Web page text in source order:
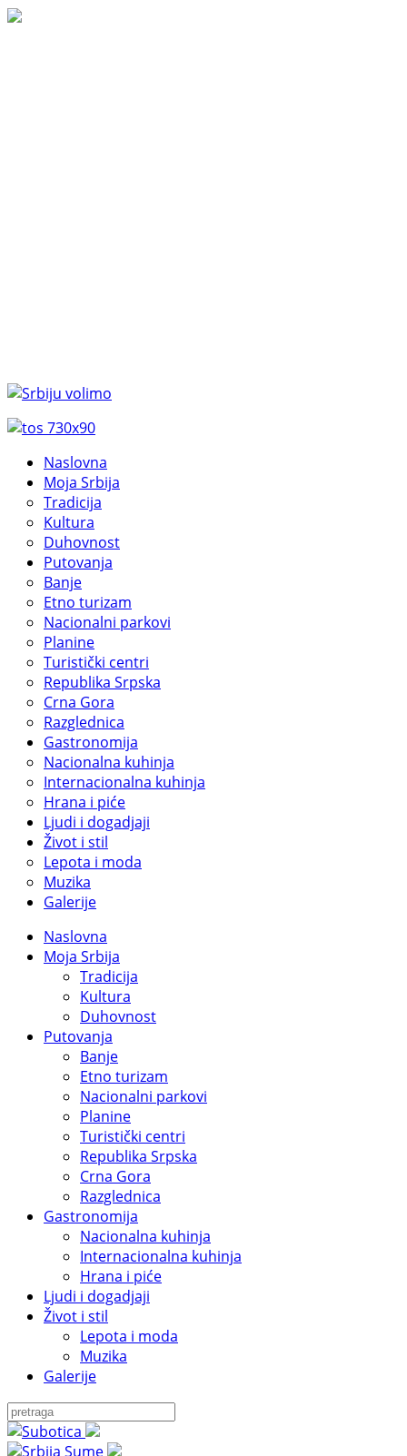
Naslovna
Moja Srbija
Tradicija
Kultura
Duhovnost
Putovanja
Banje
Etno turizam
Nacionalni parkovi
Planine
Turistički centri
Republika Srpska
Crna Gora
Razglednica
Gastronomija
Nacionalna kuhinja
Internacionalna kuhinja
Hrana i piće
Ljudi i dogadjaji
Život i stil
Lepota i moda
Muzika
Galerije
Naslovna
Moja Srbija
Tradicija
Kultura
Duhovnost
Putovanja
Banje
Etno turizam
Nacionalni parkovi
Planine
Turistički centri
Republika Srpska
Crna Gora
Razglednica
Gastronomija
Nacionalna kuhinja
Internacionalna kuhinja
Hrana i piće
Ljudi i dogadjaji
Život i stil
Lepota i moda
Muzika
Galerije